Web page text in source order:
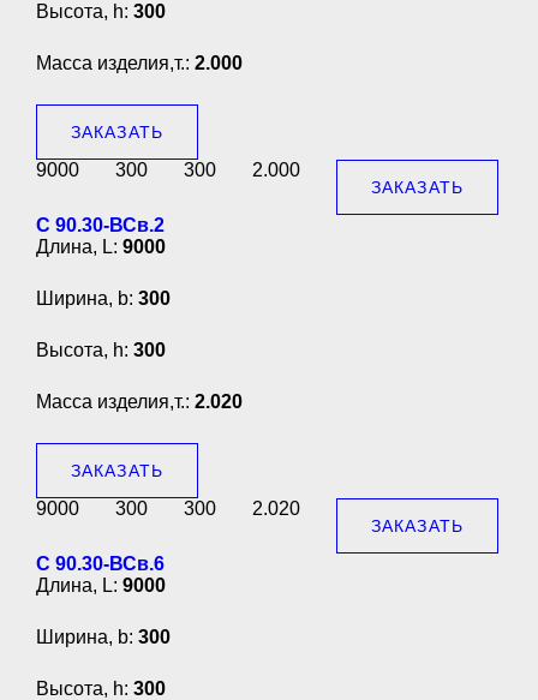
Высота, h: 300
Масса изделия,т.: 2.000
ЗАКАЗАТЬ
9000 300 300 2.000
ЗАКАЗАТЬ
С 90.30-ВСв.2
Длина, L: 9000
Ширина, b: 300
Высота, h: 300
Масса изделия,т.: 2.020
ЗАКАЗАТЬ
9000 300 300 2.020
ЗАКАЗАТЬ
С 90.30-ВСв.6
Длина, L: 9000
Ширина, b: 300
Высота, h: 300